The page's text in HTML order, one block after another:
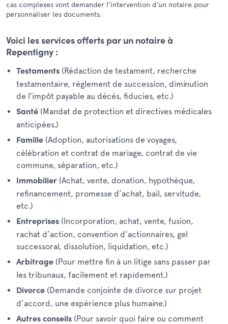
cas complexes vont demander l'intervention d'un notaire pour
personnaliser les documents.
Voici les services offerts par un notaire à
Repentigny :
Testaments (Rédaction de testament, recherche
testamentaire, règlement de succession, diminution
de l’impôt payable au décès, fiducies, etc.)
Santé (Mandat de protection et directives médicales
anticipées.)
Famille (Adoption, autorisations de voyages,
célébration et contrat de mariage, contrat de vie
commune, séparation, etc.)
Immobilier (Achat, vente, donation, hypothèque,
refinancement, promesse d’achat, bail, servitude,
etc.)
Entreprises (Incorporation, achat, vente, fusion,
rachat d’action, convention d’actionnaires, gel
successoral, dissolution, liquidation, etc.)
Arbitrage (Pour mettre fin à un litige sans passer par
les tribunaux, facilement et rapidement.)
Divorce (Demande conjointe de divorce sur projet
d’accord, une expérience plus humaine.)
Autres conseils (Pour savoir quoi faire ou comment